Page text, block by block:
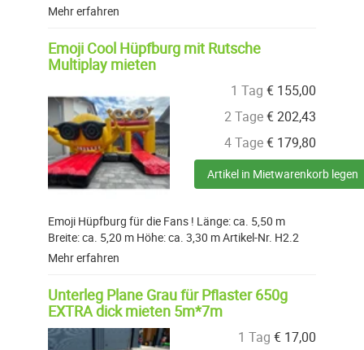
Mehr erfahren
Emoji Cool Hüpfburg mit Rutsche
Multiplay mieten
1 Tag € 155,00
2 Tage€202,43
4 Tage€ 179,80
Artikel in Mietwarenkorb legen
Emoji Hüpfburg für die Fans ! Länge: ca. 5,50 m
Breite: ca. 5,20 m Höhe: ca. 3,30 m Artikel-Nr. H2.2
Mehr erfahren
Unterleg Plane Grau für Pflaster 650g
EXTRA dick mieten 5m*7m
1 Tag € 17,00